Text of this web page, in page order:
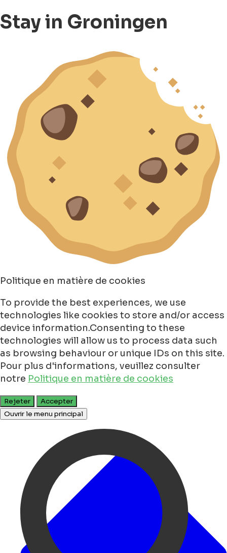
Stay in Groningen
Politique en matière de cookies
To provide the best experiences, we use
technologies like cookies to store and/or access
device information.Consenting to these
technologies will allow us to process data such
as browsing behaviour or unique IDs on this site.
Pour plus d'informations, veuillez consulter
notre Politique en matière de cookies
Rejeter
Accepter
Ouvrir le menu principal